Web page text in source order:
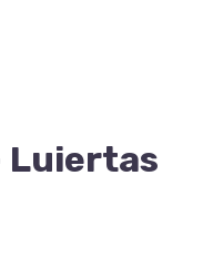
Luiertas